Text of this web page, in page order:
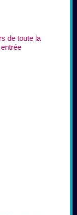
de toute la